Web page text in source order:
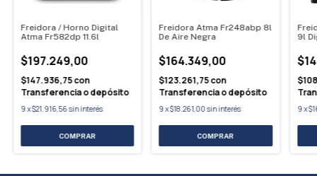
Freidora / Horno Digital
Atma Fr582dp 11.6l
$197.249,00
$147.936,75con
Transferencia o depósito
9x$21.916,56sin interés
Freidora Atma Fr248abp 8l
De Aire Negra
$164.349,00
$123.261,75con
Transferencia o depósito
9x$18.261,00sin interés
9l
9x